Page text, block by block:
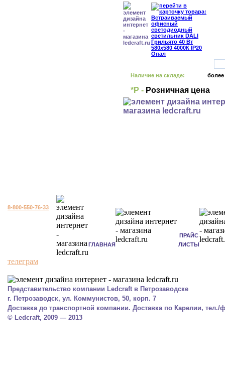
Наличие на складе: более
*Р - Розничная цена
8-800-550-76-33
ГЛАВНАЯ
ПРАЙС
ЛИСТЫ
телеграм
Представительство компании Ledcraft в Петрозаводске
г. Петрозаводск, ул. Коммунистов, 50, корп. 7
Доставка до транспортной компании. Доставка по Карелии, тел./
© Ledcraft, 2009 — 2013